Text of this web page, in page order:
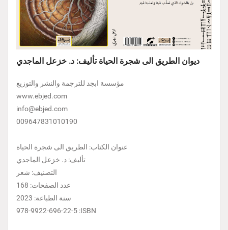
ديوان الطريق الى شجرة الحياة تأليف: د. خزعل الماجدي
مؤسسة ابجد للترجمة والنشر والتوزيع
www.ebjed.com
info@ebjed.com
009647831010190
عنوان الكتاب: الطريق الى شجرة الحياة
تأليف: د. خزعل الماجدي
التصنيف: شعر
عدد الصفحات: 168
سنة الطباعة: 2023
978-9922-696-22-5 :ISBN